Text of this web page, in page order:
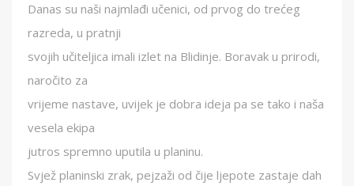
Danas su naši najmlađi učenici, od prvog do trećeg
razreda, u pratnji
svojih učiteljica imali izlet na Blidinje. Boravak u prirodi,
naročito za
vrijeme nastave, uvijek je dobra ideja pa se tako i naša
vesela ekipa
jutros spremno uputila u planinu.
Svjež planinski zrak, pejzaži od čije ljepote zastaje dah